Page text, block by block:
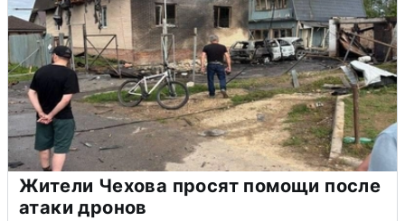
Жители Чехова просят помощи после
атаки дронов